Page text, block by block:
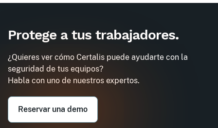
Protege a tus trabajadores.
¿Quieres ver cómo Certalis puede ayudarte con la
seguridad de tus equipos?
Habla con uno de nuestros expertos.
Reservar una demo